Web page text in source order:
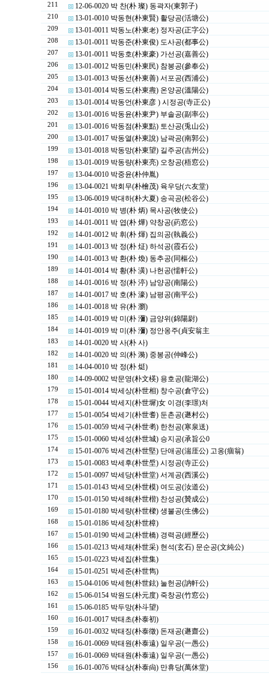
211 12-06-0020 박 찬(朴 璨) 동곽자(東郭子)
210 13-01-0010 박동현(朴東賢) 활당공(活塘公)
209 13-01-0011 박동노(朴東老) 정자공(正字公)
208 13-01-0011 박동준(朴東俊) 도사공(都事公)
207 13-01-0011 박동호(朴東豪) 가선공(嘉善公)
206 13-01-0012 박동민(朴東民) 참봉공(參奉公)
205 13-01-0013 박동선(朴東善) 서포공(西浦公)
204 13-01-0014 박동도(朴東燾) 온양공(溫陽公)
203 13-01-0014 박동언(朴東彦 ) 시정공(寺正公)
202 13-01-0016 박동윤(朴東尹) 부솔공(副率公)
201 13-01-0016 박동점(朴東點) 토산공(兎山公)
200 13-01-0017 박동열(朴東說) 남곽공(南郭公)
199 13-01-0018 박동망(朴東望) 길주공(吉州公)
198 13-01-0019 박동량(朴東亮) 오창공(梧窓公)
197 13-04-0010 박중윤(朴仲胤)
196 13-04-0021 박회무(朴檜茂) 육우당(六友堂)
195 13-06-0019 박대하(朴大夏) 송곡공(松谷公)
194 14-01-0010 박 병(朴 炳) 목사공(牧使公)
193 14-01-0011 박 엽(朴 燁) 약창공(葯窓公)
192 14-01-0012 박 휘(朴 煇) 집의공(執義公)
191 14-01-0013 박 정(朴 炡) 하석공(霞石公)
190 14-01-0013 박 환(朴 煥) 동추공(同樞公)
189 14-01-0014 박 황(朴 潢) 나헌공(懦軒公)
188 14-01-0016 박 정(朴 渟) 남양공(南陽公)
187 14-01-0017 박 호(朴 濠) 남평공(南平公)
186 14-01-0018 박 유(朴 瀏)
185 14-01-0019 박 미(朴 瀰) 금양위(錦陽尉)
184 14-01-0019 박 미(朴 瀰) 정안옹주(貞安翁主
183 14-01-0020 박 사(朴 사)
182 14-01-0020 박 의(朴 漪) 중봉공(仲峰公)
181 14-04-0010 박 정(朴 烶)
180 14-09-0002 박문영(朴文楧) 용호공(龍湖公)
179 15-01-0014 박세상(朴世相) 창수공(倉守公)
178 15-01-0044 박세지(朴世墀)女 이경(李璟)처
177 15-01-0054 박세기(朴世耆) 둔촌공(遯村公)
176 15-01-0059 박세구(朴世耉) 한천공(寒泉送)
175 15-01-0060 박세성(朴世城) 승지공(承旨公0
174 15-01-0076 박세견(朴世堅) 단애공(湍厓公) 고옹(痼翁)
173 15-01-0083 박세후(朴世垕) 시정공(寺正公)
172 15-01-0097 박세당(朴世堂) 서계공(西溪公)
171 15-01-0143 박세모(朴世模) 여도공(汝道公)
170 15-01-0150 박세해(朴世楷) 찬성공(贊成公)
169 15-01-0180 박세량(朴世樑) 생불공(生佛公)
168 15-01-0186 박세장(朴世樟)
167 15-01-0190 박세교(朴世橋) 경력공(經歷公)
166 15-01-0213 박세채(朴世采) 현석(玄石) 문순공(文純公)
165 15-01-0223 박세집(朴世集)
164 15-01-0251 박세준(朴世雋)
163 15-04-0106 박세현(朴世鉉) 눌헌공(訥軒公)
162 15-06-0154 박원도(朴元度) 죽창공(竹窓公)
161 15-06-0185 박두망(朴斗望)
160 16-01-0017 박태초(朴泰初)
159 16-01-0032 박태징(朴泰徵) 돈재공(遯齋公)
158 16-01-0069 박태원(朴泰遠) 일우공(一愚公)
157 16-01-0069 박태원(朴泰遠) 일우공(一愚公)
156 16-01-0076 박태상(朴泰尙) 만휴당(萬休堂)